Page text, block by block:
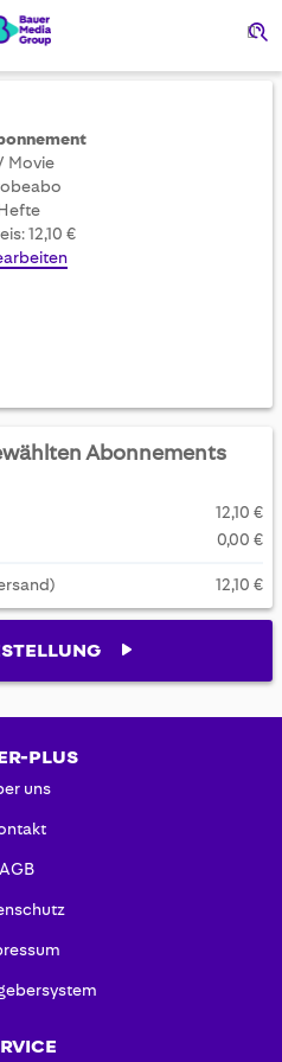
Movie
12,10 €
Abonnements
12,10 €
0,00 €
12,10 €
PLUS
uns
AGB